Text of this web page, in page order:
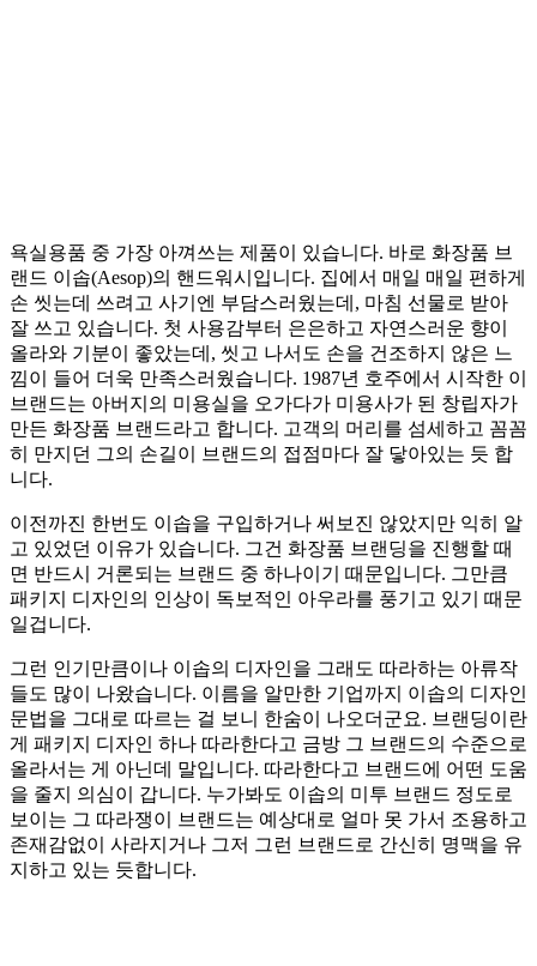
욕실용품 중 가장 아껴쓰는 제품이 있습니다. 바로 화장품 브
랜드 이솝(Aesop)의 핸드워시입니다. 집에서 매일 매일 편하게
손 씻는데 쓰려고 사기엔 부담스러웠는데, 마침 선물로 받아
잘 쓰고 있습니다. 첫 사용감부터 은은하고 자연스러운 향이
올라와 기분이 좋았는데, 씻고 나서도 손을 건조하지 않은 느
낌이 들어 더욱 만족스러웠습니다. 1987년 호주에서 시작한 이
브랜드는 아버지의 미용실을 오가다가 미용사가 된 창립자가
만든 화장품 브랜드라고 합니다. 고객의 머리를 섬세하고 꼼꼼
히 만지던 그의 손길이 브랜드의 접점마다 잘 닿아있는 듯 합
니다.
이전까진 한번도 이솝을 구입하거나 써보진 않았지만 익히 알
고 있었던 이유가 있습니다. 그건 화장품 브랜딩을 진행할 때
면 반드시 거론되는 브랜드 중 하나이기 때문입니다. 그만큼
패키지 디자인의 인상이 독보적인 아우라를 풍기고 있기 때문
일겁니다.
그런 인기만큼이나 이솝의 디자인을 그래도 따라하는 아류작
들도 많이 나왔습니다. 이름을 알만한 기업까지 이솝의 디자인
문법을 그대로 따르는 걸 보니 한숨이 나오더군요. 브랜딩이란
게 패키지 디자인 하나 따라한다고 금방 그 브랜드의 수준으로
올라서는 게 아닌데 말입니다. 따라한다고 브랜드에 어떤 도움
을 줄지 의심이 갑니다. 누가봐도 이솝의 미투 브랜드 정도로
보이는 그 따라쟁이 브랜드는 예상대로 얼마 못 가서 조용하고
존재감없이 사라지거나 그저 그런 브랜드로 간신히 명맥을 유
지하고 있는 듯합니다.